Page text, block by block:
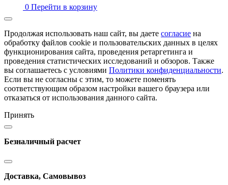
0 Перейти в корзину
Продолжая использовать наш сайт, вы даете согласие на
обработку файлов cookie и пользовательских данных в целях
функционирования сайта, проведения ретаргетинга и
проведения статистических исследований и обзоров. Также
вы соглашаетесь с условиями Политики конфиденциальности.
Если вы не согласны с этим, то можете поменять
соответствующим образом настройки вашего браузера или
отказаться от использования данного сайта.
Принять
Безналичный расчет
Доставка, Самовывоз